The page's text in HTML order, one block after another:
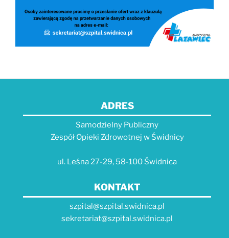
ADRES
Samodzielny Publiczny
Zespół Opieki Zdrowotnej w Świdnicy
ul. Leśna 27-29, 58-100 Świdnica
KONTAKT
szpital@szpital.swidnica.pl
sekretariat@szpital.swidnica.pl